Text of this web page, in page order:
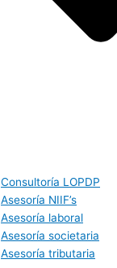
Consultoría LOPDP
Asesoría NIIF’s
Asesoría laboral
Asesoría societaria
Asesoría tributaria